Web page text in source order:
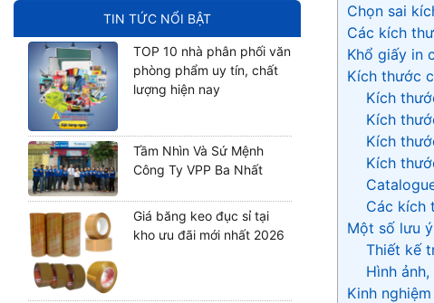
TIN TỨC NỔI BẬT
TOP 10 nhà phân phối văn
phòng phẩm uy tín, chất
lượng hiện nay
Tầm Nhìn Và Sứ Mệnh
Công Ty VPP Ba Nhất
Giá băng keo đục sỉ tại
kho ưu đãi mới nhất 2026
Chọn sai
Các kích
Khổ giấy in
Kích thước
Kích
Kích
Kích
Kích
Các kích
Một số lưu
Thiết kế
Hình
Kinh